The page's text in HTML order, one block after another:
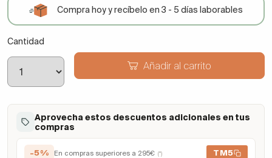
Compra hoy y recíbelo en 3 - 5 días laborables
Cantidad
Añadir al carrito
Aprovecha estos descuentos adicionales en tus
compras
-5% En compras superiores a 295€ (*) TM5